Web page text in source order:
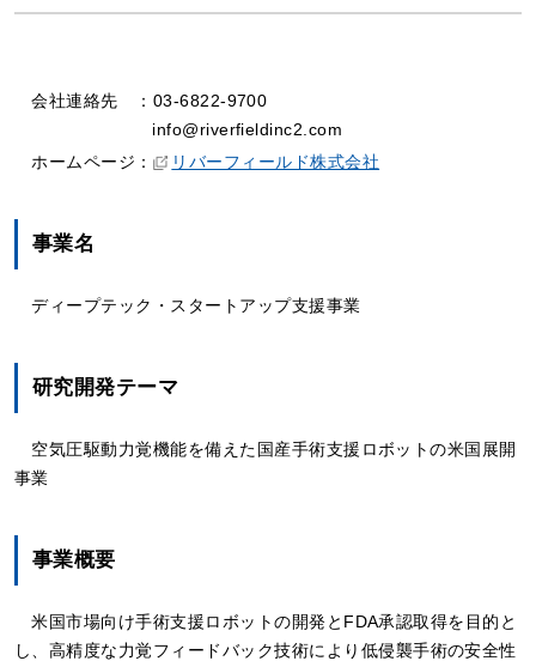
会社連絡先 ： 03-6822-9700
info@riverfieldinc2.com
ホームページ：
リバーフィールド株式会社
事業名
ディープテック・スタートアップ支援事業
研究開発テーマ
空気圧駆動力覚機能を備えた国産手術支援ロボットの米国展開
事業
事業概要
米国市場向け手術支援ロボットの開発とFDA承認取得を目的と
し、高精度な力覚フィードバック技術により低侵襲手術の安全性